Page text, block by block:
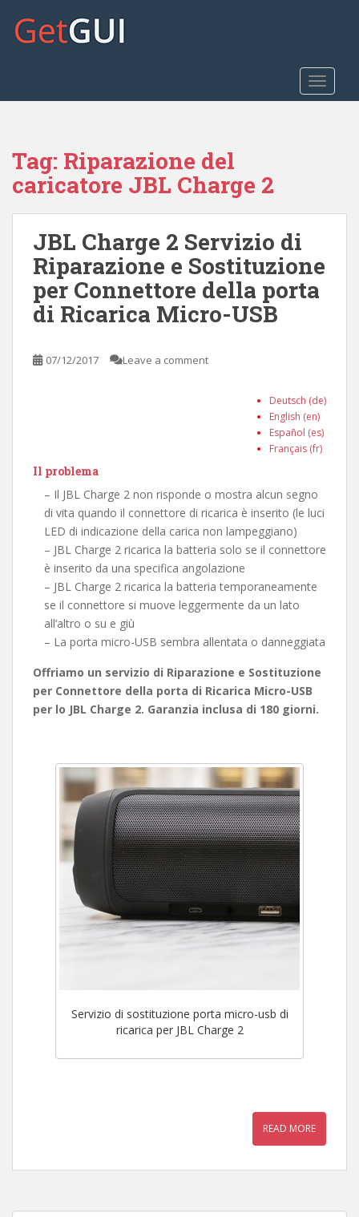
o
Tag: Riparazione del
caricatore JBL Charge 2
JBL Charge 2 Servizio di
Riparazione e Sostituzione
per Connettore della porta
di Ricarica Micro-USB
07/12/2017 Leave a comment
Deutsch (de)
English (en)
Español (es)
Français (fr)
Il problema
– Il JBL Charge 2 non risponde o mostra alcun segno
di vita quando il connettore di ricarica è inserito (le luci
LED di indicazione della carica non lampeggiano)
– JBL Charge 2 ricarica la batteria solo se il connettore
è inserito da una specifica angolazione
– JBL Charge 2 ricarica la batteria temporaneamente
se il connettore si muove leggermente da un lato
all’altro o su e giù
– La porta micro-USB sembra allentata o danneggiata
Offriamo un servizio di Riparazione e Sostituzione
per Connettore della porta di Ricarica Micro-USB
per lo JBL Charge 2. Garanzia inclusa di 180 giorni.
Servizio di sostituzione porta micro-usb di
ricarica per JBL Charge 2
READ MORE